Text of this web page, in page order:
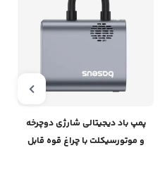
پمپ باد دیجیتالی شارژی دوچرخه
و موتورسیکلت‌ با چراغ قوه قابل